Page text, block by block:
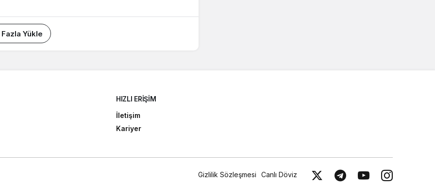
Yükle
HIZLI ERIŞIM
İletişim
Kariyer
Gizlilik Sözleşmesi Canlı Döviz